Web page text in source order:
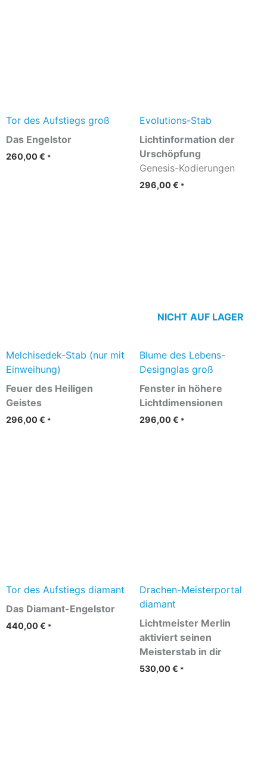
Tor des Aufstiegs groß
Das Engelstor
260,00€ *
Evolutions-Stab
Lichtinformation der
Urschöpfung
Genesis-Kodierungen
296,00€ *
Melchisedek-Stab (nur mit
Einweihung)
Feuer des Heiligen
Geistes
296,00€ *
NICHT AUF LAGER
Blume des Lebens-
Designglas groß
Fenster in höhere
Lichtdimensionen
296,00€ *
Tor des Aufstiegs diamant
Das Diamant-Engelstor
440,00€ *
Drachen-Meisterportal
diamant
Lichtmeister Merlin
aktiviert seinen
Meisterstab in dir
530,00€ *